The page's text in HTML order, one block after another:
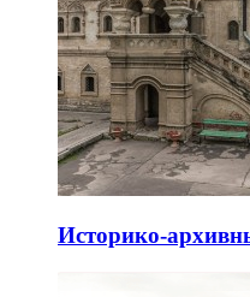
Историко-